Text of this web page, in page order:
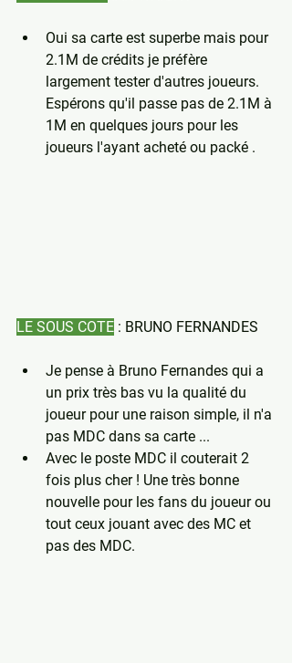
Oui sa carte est superbe mais pour
2.1M de crédits je préfère
largement tester d'autres joueurs.
Espérons qu'il passe pas de 2.1M à
1M en quelques jours pour les
joueurs l'ayant acheté ou packé .
LE SOUS COTE : BRUNO FERNANDES
Je pense à Bruno Fernandes qui a
un prix très bas vu la qualité du
joueur pour une raison simple, il n'a
pas MDC dans sa carte ...
Avec le poste MDC il couterait 2
fois plus cher ! Une très bonne
nouvelle pour les fans du joueur ou
tout ceux jouant avec des MC et
pas des MDC.